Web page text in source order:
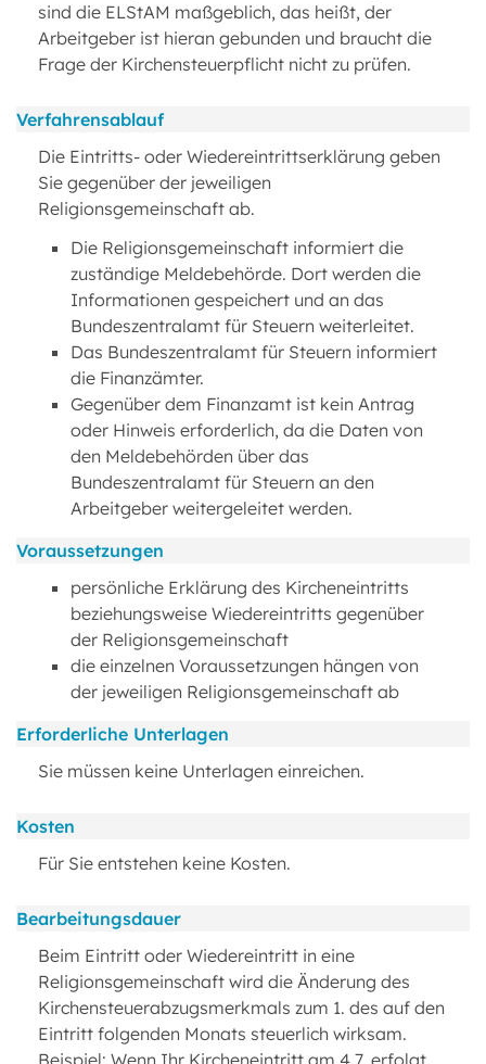
sind die ELStAM maßgeblich, das heißt, der
Arbeitgeber ist hieran gebunden und braucht die
Frage der Kirchensteuerpflicht nicht zu prüfen.
Verfahrensablauf
Die Eintritts- oder Wiedereintrittserklärung geben
Sie gegenüber der jeweiligen
Religionsgemeinschaft ab.
Die Religionsgemeinschaft informiert die
zuständige Meldebehörde. Dort werden die
Informationen gespeichert und an das
Bundeszentralamt für Steuern weiterleitet.
Das Bundeszentralamt für Steuern informiert
die Finanzämter.
Gegenüber dem Finanzamt ist kein Antrag
oder Hinweis erforderlich, da die Daten von
den Meldebehörden über das
Bundeszentralamt für Steuern an den
Arbeitgeber weitergeleitet werden.
Voraussetzungen
persönliche Erklärung des Kircheneintritts
beziehungsweise Wiedereintritts gegenüber
der Religionsgemeinschaft
die einzelnen Voraussetzungen hängen von
der jeweiligen Religionsgemeinschaft ab
Erforderliche Unterlagen
Sie müssen keine Unterlagen einreichen.
Kosten
Für Sie entstehen keine Kosten.
Bearbeitungsdauer
Beim Eintritt oder Wiedereintritt in eine
Religionsgemeinschaft wird die Änderung des
Kirchensteuerabzugsmerkmals zum 1. des auf den
Eintritt folgenden Monats steuerlich wirksam.
Beispiel: Wenn Ihr Kircheneintritt am 4.7. erfolgt,